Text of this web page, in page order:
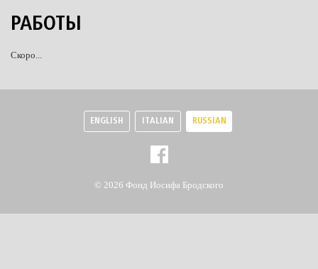
РАБОТЫ
Скоро...
ENGLISH ITALIAN RUSSIAN
© 2026 Фонд Иосифа Бродского